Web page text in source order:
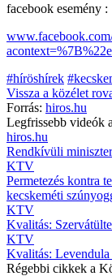
facebook esemény :
#híröshírek
Vissza a közélet
Forrás: hiros.hu
Legfrissebb videók a
hiros.hu
Rendkívüli
KTV
Permetezés kontra
kecskeméti
KTV
Kvalitás:
KTV
Kvalitás:
Régebbi cikkek a